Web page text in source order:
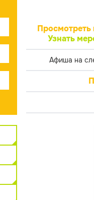
Просмотреть
Узнать
Афиша на